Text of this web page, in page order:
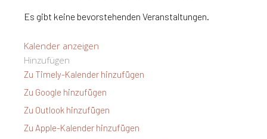
Es gibt keine bevorstehenden Veranstaltungen.
Kalender anzeigen
Hinzufügen
Zu Timely-Kalender hinzufügen
Zu Google hinzufügen
Zu Outlook hinzufügen
Zu Apple-Kalender hinzufügen